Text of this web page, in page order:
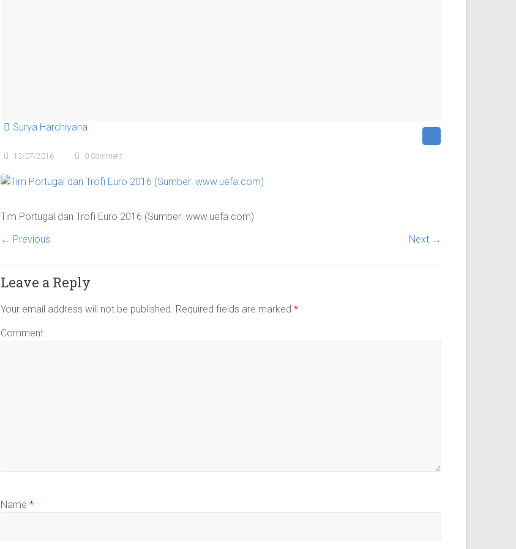
Surya Hardhiyana
13/07/2016 0 Comment
Tim Portugal dan Trofi Euro 2016 (Sumber: www.uefa.com)
← Previous
Next →
Leave a Reply
Your email address will not be published. Required fields are marked *
Comment
Name *